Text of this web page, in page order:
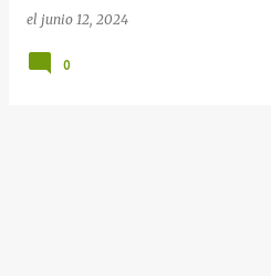
el junio 12, 2024
0